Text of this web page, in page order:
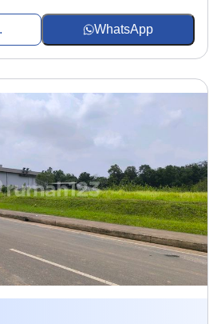
WhatsApp